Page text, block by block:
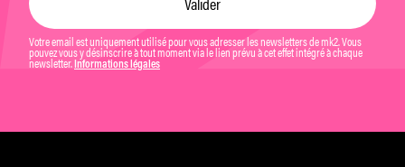
Votre email est uniquement utilisé pour vous adresser les newsletters de mk2. Vous
pouvez vous y désinscrire à tout moment via le lien prévu à cet effet intégré à chaque
newsletter. Informations légales